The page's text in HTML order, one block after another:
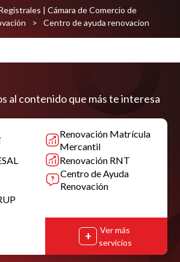
| Cámara de Comercio de
> Centro de ayuda renovacion
al contenido que más te interesa
Renovación Matrícula
Mercantil
Renovación RNT
Centro de Ayuda
Renovación
Ver más
servicios